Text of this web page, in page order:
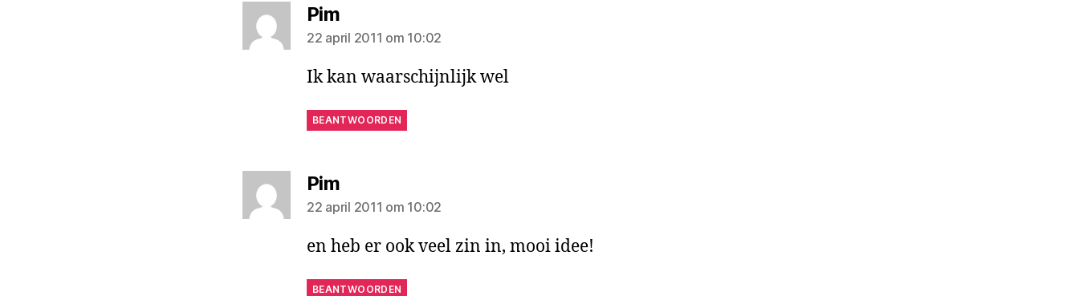
Pimzegt:
22 april 2011 om 10:02
Ik kan waarschijnlijk wel
BEANTWOORDEN
Pimzegt:
22 april 2011 om 10:02
en heb er ook veel zin in, mooi idee!
BEANTWOORDEN